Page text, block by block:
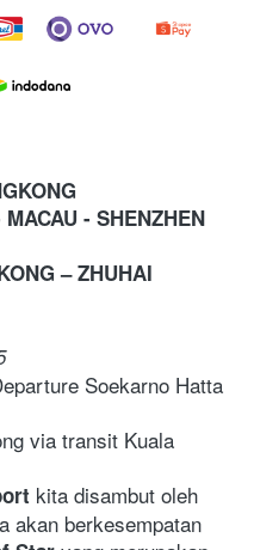
- SHENZHEN
– ZHUHAI
Soekarno Hatta
via transit Kuala
kita disambut oleh
akan berkesempatan